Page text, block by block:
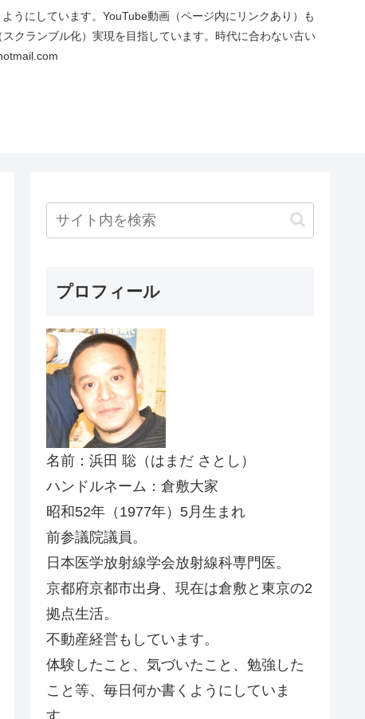
うにしています。YouTube動画（ページ内にリンクあり）も
クランブル化）実現を目指しています。時代に合わない古い
プロフィール
名前：浜田 聡（はまだ さとし）
ハンドルネーム：倉敷大家
昭和52年（1977年）5月生まれ
前参議院議員。
日本医学放射線学会放射線科専門医。
京都府京都市出身、現在は倉敷と東京の2
拠点生活。
不動産経営もしています。
体験したこと、気づいたこと、勉強した
こと等、毎日何か書くようにしていま
す。